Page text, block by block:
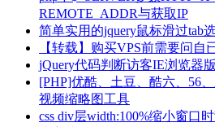
REMOTE_ADDR与获取IP
简单实用的jquery鼠标滑过tab
【转载】购买VPS前需要问自
jQuery代码判断访客IE浏览器
[PHP]优酷、土豆、酷六、56
视频缩略图工具
css div层width:100%缩小窗口